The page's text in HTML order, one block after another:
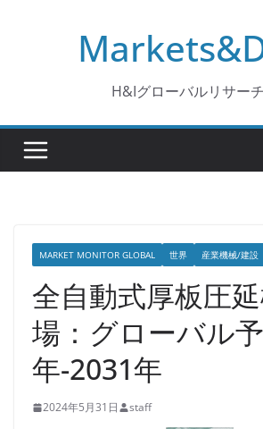
H&Iグローバルリサー
MARKET MONITOR GLOBAL 世界 産業機械/建設
全自動式厚板圧
場：グローバル
年-2031年
2024年5月31日 staff